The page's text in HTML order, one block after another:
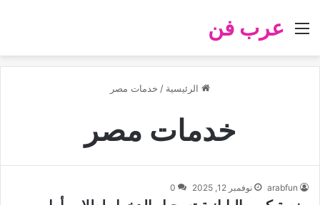
عرب فن
القائمة
الرئيسية / خدمات مصر
خدمات مصر
arabfun نوفمبر 12, 2025 0